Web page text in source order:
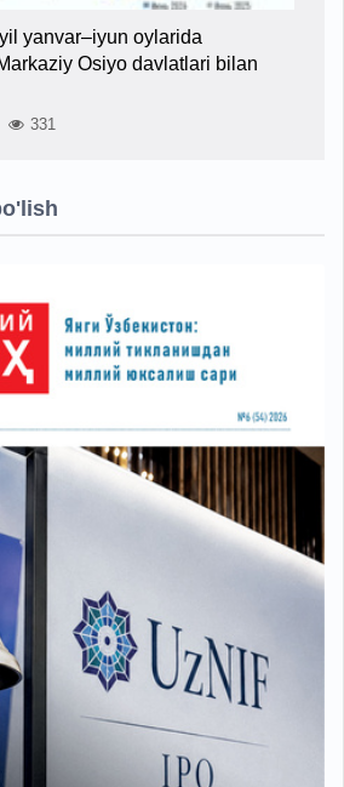
yanvar–iyun oylarida
Osiyo davlatlari bilan
331